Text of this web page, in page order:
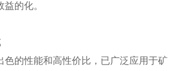
的化。
色的性能和高性价比，已广泛应用于矿